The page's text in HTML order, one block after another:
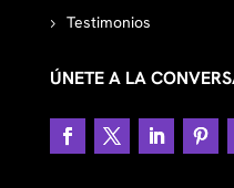
Testimonios
ÚNETE A LA